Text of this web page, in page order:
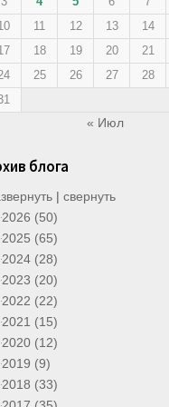
11 12 13 14
18 19 20 21
25 26 27 28
« Июл
блога
| свернуть
2026 (50)
2025 (65)
2024 (28)
2023 (20)
2022 (22)
2021 (15)
2020 (12)
2019 (9)
2018 (33)